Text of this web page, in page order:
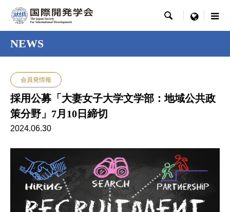
 menu
NEWS
会員発情報
採用公募「大妻女子大学文学部：地域公共政
策分野」7月10日締切
2024.06.30